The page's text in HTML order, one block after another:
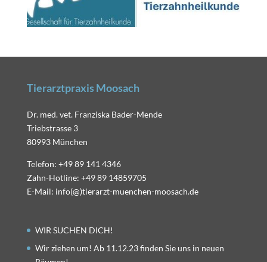
Tierarztpraxis Moosach
Dr. med. vet. Franziska Bader-Mende
Triebstrasse 3
80993 München
Telefon: +49 89 141 4346
Zahn-Hotline: +49 89 14859705
E-Mail: info(@)tierarzt-muenchen-moosach.de
WIR SUCHEN DICH!
Wir ziehen um! Ab 11.12.23 finden Sie uns in neuen